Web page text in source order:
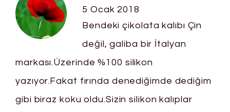
5 Ocak 2018
Bendeki çikolata kalıbı Çin
değil, galiba bir İtalyan
markası.Üzerinde %100 silikon
yazıyor.Fakat fırında denediğimde dediğim
gibi biraz koku oldu.Sizin silikon kalıplar